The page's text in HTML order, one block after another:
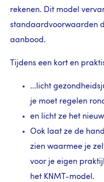
rekenen. Dit model
standaardvoorwaarden
aanbood.
Tijdens een kort en
...licht
je moet regelen
en licht ze het
Ook laat ze de
zien waarmee je
voor je eigen
het KNMT-model.